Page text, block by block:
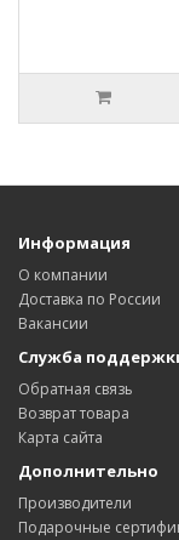
Информация
О компании
Доставка по России
Вакансии
Служба
Обратная связь
Возврат товара
Карта сайта
Дополнительно
Производители
Подарочные